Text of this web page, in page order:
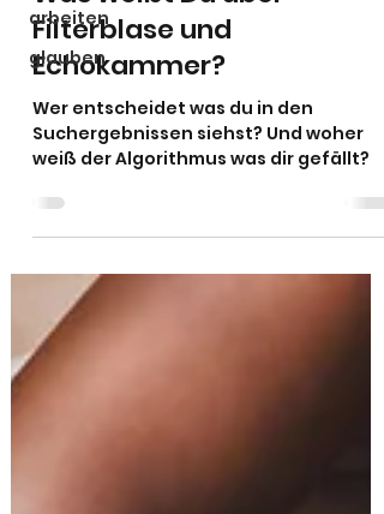
arbeiten
glauben
Filterblase und
Echokammer?
Wer entscheidet was du in den
Suchergebnissen siehst? Und woher
weiß der Algorithmus was dir gefällt?